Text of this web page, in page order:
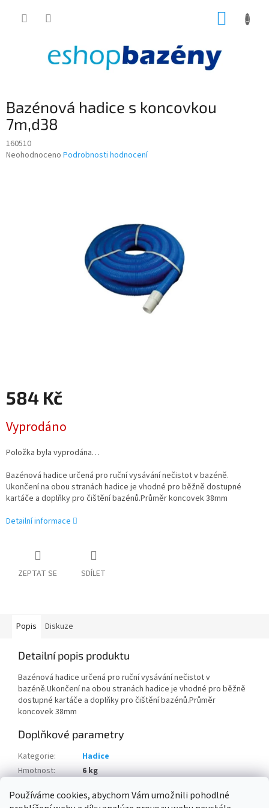
Používáme cookies, abychom Vám umožnili pohodlné
Bazénová hadice s koncovkou
7m,d38
160510
Průměrné
Neohodnoceno Podrobnosti hodnocení
584 Kč
cena:
Vyprodáno
Položka byla vyprodána…
Bazénová hadice určená pro ruční vysávání nečistot v bazéně.
Ukončení na obou stranách hadice je vhodné pro běžně dostupné
kartáče a doplňky pro čištění bazénů.Průměr koncovek 38mm
Detailní informace
ZEPTAT SE SDÍLET
Popis Diskuze
Detailní popis produktu
Bazénová hadice určená pro ruční vysávání nečistot v
bazéně.Ukončení na obou stranách hadice je vhodné pro běžně
dostupné kartáče a doplňky pro čištění bazénů.Průměr
koncovek 38mm
Doplňkové parametry
Kategorie:
Hadice
Hmotnost:
6 kg